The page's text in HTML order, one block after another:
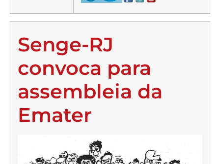
Senge-RJ
convoca para
assembleia da
Emater